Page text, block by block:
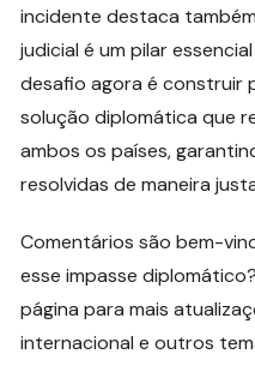
incidente destaca
judicial é um pilar
desafio agora é construir
solução diplomática que
ambos os países,
resolvidas de maneira
Comentários são bem-
esse impasse
página para mais
internacional e outros